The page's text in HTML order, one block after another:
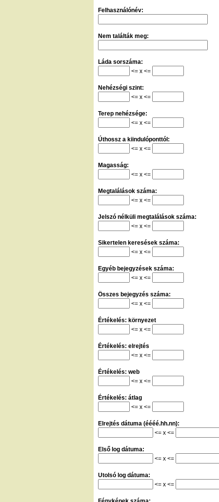
Felhasználónév:
Nem találták meg:
Láda sorszáma:
<= x <=
Nehézségi szint:
<= x <=
Terep nehézsége:
<= x <=
Úthossz a kiindulóponttól:
<= x <=
Magasság:
<= x <=
Megtalálások száma:
<= x <=
Jelszó nélküli megtalálások száma:
<= x <=
Sikertelen keresések száma:
<= x <=
Egyéb bejegyzések száma:
<= x <=
Összes bejegyzés száma:
<= x <=
Értékelés: környezet
<= x <=
Értékelés: elrejtés
<= x <=
Értékelés: web
<= x <=
Értékelés: átlag
<= x <=
Elrejtés dátuma (éééé.hh.nn):
<= x <=
Első log dátuma:
<= x <=
Utolsó log dátuma:
<= x <=